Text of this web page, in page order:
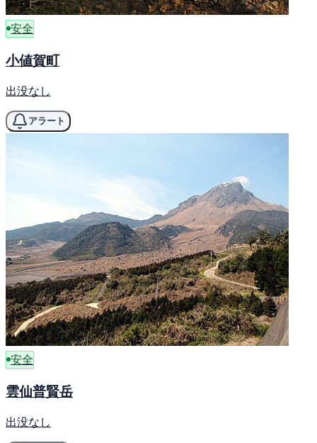
安全
小値賀町
出没なし
アラート
安全
雲仙普賢岳
出没なし